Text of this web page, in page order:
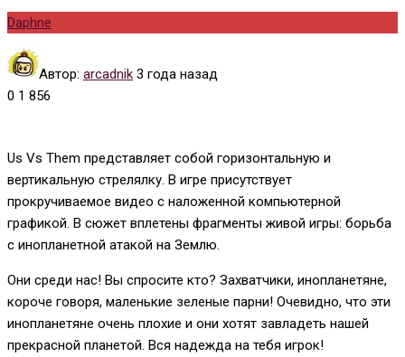
Daphne
Автор: arcadnik 3 года назад
0 1 856
Us Vs Them представляет собой горизонтальную и
вертикальную стрелялку. В игре присутствует
прокручиваемое видео с наложенной компьютерной
графикой. В сюжет вплетены фрагменты живой игры: борьба
с инопланетной атакой на Землю.
Они среди нас! Вы спросите кто? Захватчики, инопланетяне,
короче говоря, маленькие зеленые парни! Очевидно, что эти
инопланетяне очень плохие и они хотят завладеть нашей
прекрасной планетой. Вся надежда на тебя игрок!